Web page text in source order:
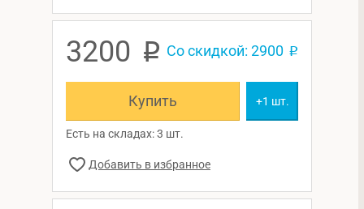
3200 p Со скидкой: 2900 p
Купить +1 шт.
Есть на складах: 3 шт.